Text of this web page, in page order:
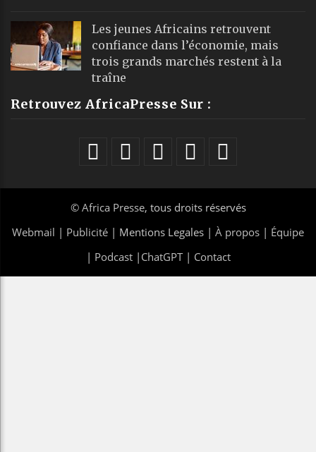
Les jeunes Africains retrouvent
confiance dans l’économie, mais
trois grands marchés restent à la
traîne
Retrouvez AfricaPresse Sur :
© Africa Presse, tous droits réservés
Webmail | Publicité | Mentions Legales | À propos | Équipe
| Podcast| ChatGPT| Contact